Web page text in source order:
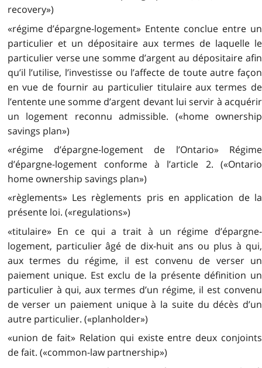
recovery»)
«régime d’épargne-logement» Entente conclue entre un
particulier et un dépositaire aux termes de laquelle le
particulier verse une somme d’argent au dépositaire afin
qu’il l’utilise, l’investisse ou l’affecte de toute autre façon
en vue de fournir au particulier titulaire aux termes de
l’entente une somme d’argent devant lui servir à acquérir
un logement reconnu admissible. («home ownership
savings plan»)
«régime d’épargne-logement de l’Ontario» Régime
d’épargne-logement conforme à l’article 2. («Ontario
home ownership savings plan»)
«règlements» Les règlements pris en application de la
présente loi. («regulations»)
«titulaire» En ce qui a trait à un régime d’épargne-
logement, particulier âgé de dix-huit ans ou plus à qui,
aux termes du régime, il est convenu de verser un
paiement unique. Est exclu de la présente définition un
particulier à qui, aux termes d’un régime, il est convenu
de verser un paiement unique à la suite du décès d’un
autre particulier. («planholder»)
«union de fait» Relation qui existe entre deux conjoints
de fait. («common-law partnership»)